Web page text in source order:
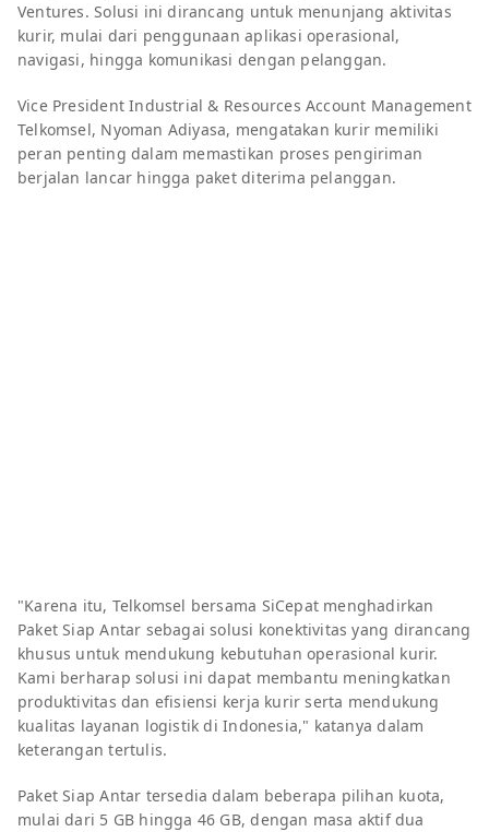
Ventures. Solusi ini dirancang untuk menunjang aktivitas
kurir, mulai dari penggunaan aplikasi operasional,
navigasi, hingga komunikasi dengan pelanggan.
Vice President Industrial & Resources Account Management
Telkomsel, Nyoman Adiyasa, mengatakan kurir memiliki
peran penting dalam memastikan proses pengiriman
berjalan lancar hingga paket diterima pelanggan.
"Karena itu, Telkomsel bersama SiCepat menghadirkan
Paket Siap Antar sebagai solusi konektivitas yang dirancang
khusus untuk mendukung kebutuhan operasional kurir.
Kami berharap solusi ini dapat membantu meningkatkan
produktivitas dan efisiensi kerja kurir serta mendukung
kualitas layanan logistik di Indonesia," katanya dalam
keterangan tertulis.
Paket Siap Antar tersedia dalam beberapa pilihan kuota,
mulai dari 5 GB hingga 46 GB, dengan masa aktif dua